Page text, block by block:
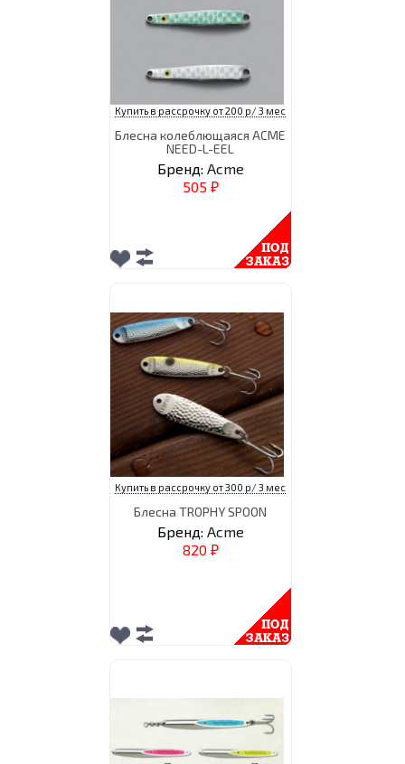
Купить в рассрочку от 200 р/ 3 мес
Блесна колеблющаяся ACME
NEED-L-EEL
Бренд: Acme
505 ₽
Купить в рассрочку от 300 р/ 3 мес
Блесна TROPHY SPOON
Бренд: Acme
820 ₽